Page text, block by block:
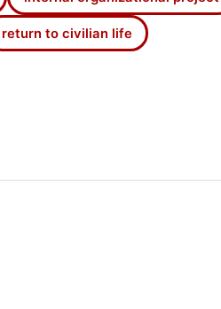
return to civilian life